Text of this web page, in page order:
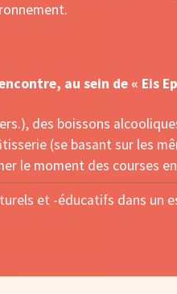
au sein de « Eis
des boissons
(se basant sur les
le moment des courses
et -éducatifs dans